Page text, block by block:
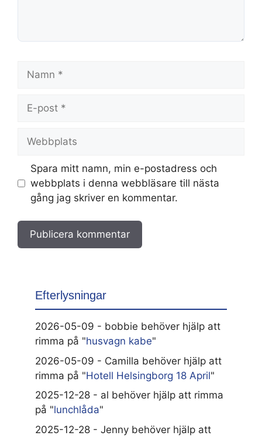
Namn
Webbplats
Spara mitt namn, min e-postadress och
webbplats i denna webbläsare till nästa
gång jag skriver en kommentar.
Efterlysningar
2026-05-09 - bobbie behöver hjälp att
rimma på "husvagn kabe"
2026-05-09 - Camilla behöver hjälp att
rimma på "Hotell Helsingborg 18 April"
2025-12-28 - al behöver hjälp att rimma
på "lunchlåda"
2025-12-28 - Jenny behöver hjälp att